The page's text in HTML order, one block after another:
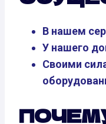
В нашем
У нашего
Своими